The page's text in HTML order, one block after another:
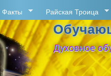
Факты Райская Троица
Духовное